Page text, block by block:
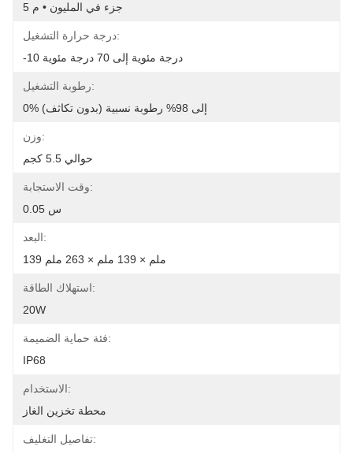
5 جزء في المليون • م
درجة حرارة التشغيل:
-10 درجة مئوية إلى 70 درجة مئوية
رطوبة التشغيل:
0% إلى 98% رطوبة نسبية (بدون تكاثف)
وزن:
حوالي 5.5 كجم
وقت الاستجابة:
0.05 س
البعد:
139 ملم × 139 ملم × 263 ملم
استهلاك الطاقة:
20W
فئة حماية الضميمة:
IP68
الاستخدام:
محطة تخزين الغاز
تفاصيل التغليف: